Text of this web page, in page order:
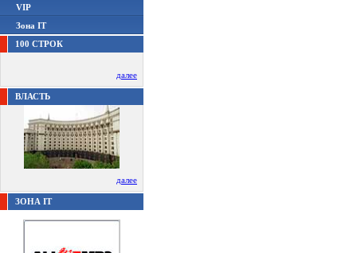
VIP
Зона IT
100 СТРОК
далее
ВЛАСТЬ
далее
ЗОНА IT